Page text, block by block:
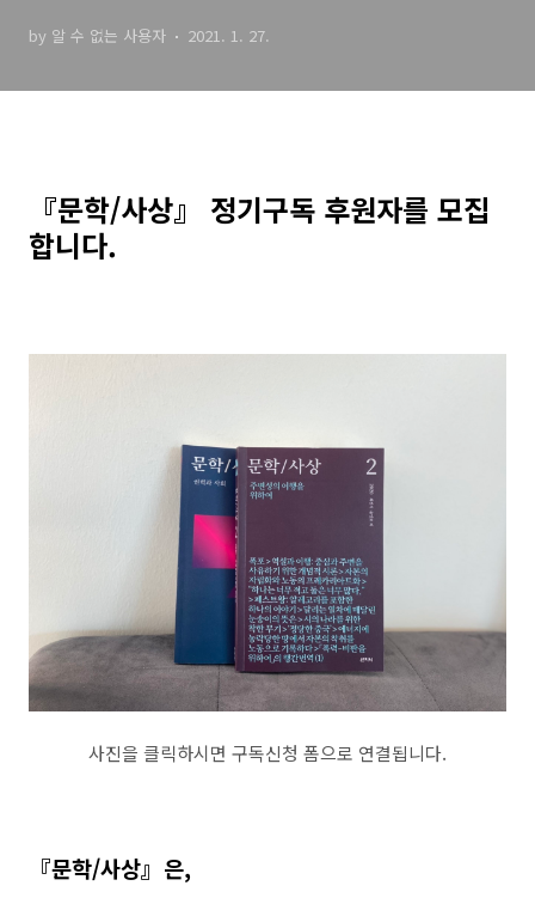
by 알 수 없는 사용자 2021. 1. 27.
『문학/사상』 정기구독 후원자를 모집
합니다.
사진을 클릭하시면 구독신청 폼으로 연결됩니다.
『문학/사상』은,